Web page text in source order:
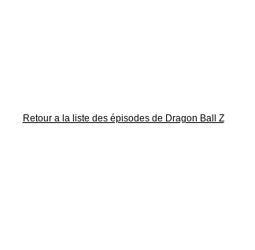
Retour a la liste des épisodes de Dragon Ball Z